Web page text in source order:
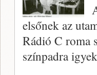
elsőnek az
Rádió C roma
színpadra